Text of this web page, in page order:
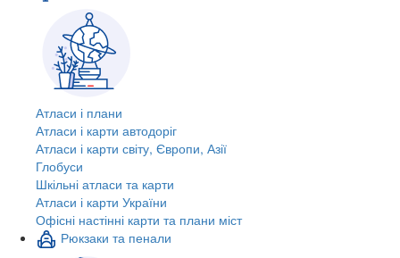
Атласи і плани
Атласи і карти автодоріг
Атласи і карти світу, Європи, Азії
Глобуси
Шкільні атласи та карти
Атласи і карти України
Офісні настінні карти та плани міст
Рюкзаки та пенали